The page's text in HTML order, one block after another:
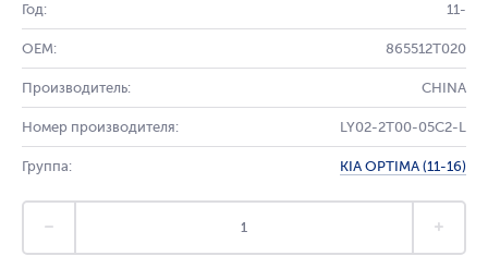
Год: 11-
OEM: 865512T020
Производитель: CHINA
Номер производителя: LY02-2T00-05C2-L
Группа: KIA OPTIMA (11-16)